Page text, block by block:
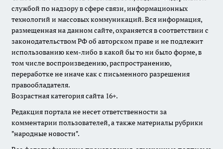
службой по надзору в сфере связи, информационных
технологий и массовых коммуникаций. Вся информация,
размещенная на данном сайте, охраняется в соответствии с
законодательством РФ об авторском праве и не подлежит
использованию кем-либо в какой бы то ни было форме, в
том числе воспроизведению, распространению,
переработке не иначе как с письменного разрешения
правообладателя.
Возрастная категория сайта 16+.
Редакция портала не несет ответственности за
комментарии пользователей, а также материалы рубрики
"народные новости".